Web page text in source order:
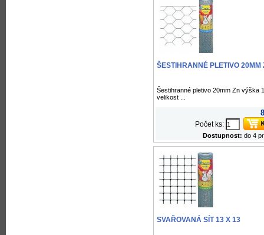
ŠESTIHRANNÉ PLETIVO 20MM
Šestihranné pletivo 20mm Zn výška
velikost ...
Počet ks:
Dostupnost: do 4
SVAŘOVANÁ SÍT 13 X 13